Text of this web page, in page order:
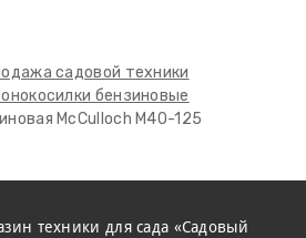
садовой техники
бензиновые
McCulloch M40-125
техники для сада «Садовый